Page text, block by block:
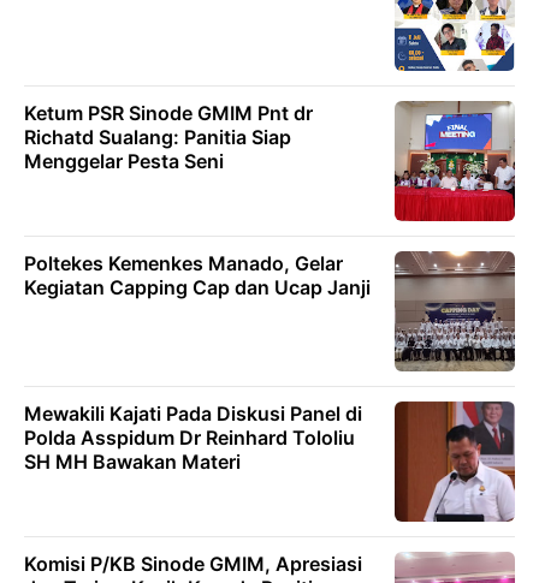
Ketum PSR Sinode GMIM Pnt dr
Richatd Sualang: Panitia Siap
Menggelar Pesta Seni
Poltekes Kemenkes Manado, Gelar
Kegiatan Capping Cap dan Ucap Janji
Mewakili Kajati Pada Diskusi Panel di
Polda Asspidum Dr Reinhard Tololiu
SH MH Bawakan Materi
Komisi P/KB Sinode GMIM, Apresiasi